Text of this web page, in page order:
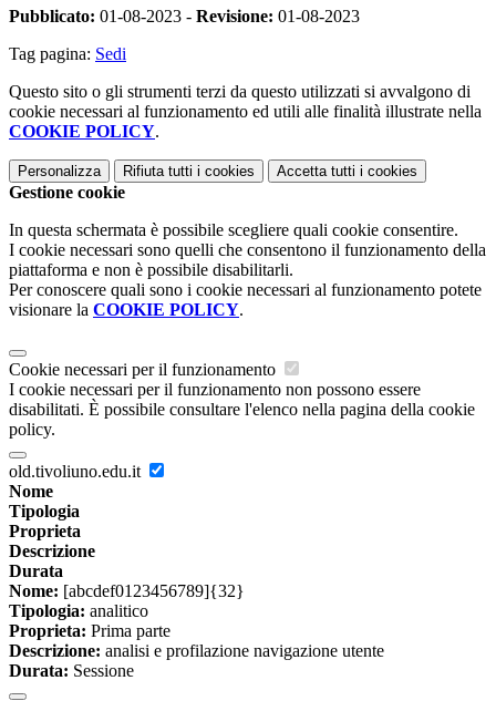
Pubblicato: 01-08-2023 - Revisione: 01-08-2023
Tag pagina: Sedi
Questo sito o gli strumenti terzi da questo utilizzati si avvalgono di
cookie necessari al funzionamento ed utili alle finalità illustrate nella
COOKIE POLICY.
Personalizza Rifiuta tutti i cookies Accetta tutti i cookies
Gestione cookie
In questa schermata è possibile scegliere quali cookie consentire.
I cookie necessari sono quelli che consentono il funzionamento della
piattaforma e non è possibile disabilitarli.
Per conoscere quali sono i cookie necessari al funzionamento potete
visionare la COOKIE POLICY.
Cookie necessari per il funzionamento
I cookie necessari per il funzionamento non possono essere
disabilitati. È possibile consultare l'elenco nella pagina della cookie
policy.
old.tivoliuno.edu.it
Nome
Tipologia
Proprieta
Descrizione
Durata
Nome: [abcdef0123456789]{32}
Tipologia: analitico
Proprieta: Prima parte
Descrizione: analisi e profilazione navigazione utente
Durata: Sessione